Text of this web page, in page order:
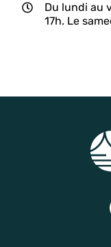
Du lundi au
17h. Le